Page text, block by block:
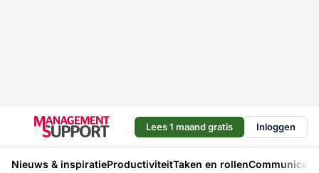
Lees 1 maand gratis Inloggen
Nieuws & inspiratieProductiviteitTaken en rollen